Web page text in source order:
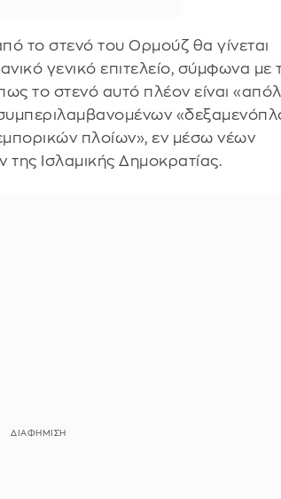
το στενό του Ορμούζ θα γίνεται
γενικό επιτελείο, σύμφωνα με
το στενό αυτό πλέον είναι
πλοίων», εν μέσω νέων
Ισλαμικής Δημοκρατίας.